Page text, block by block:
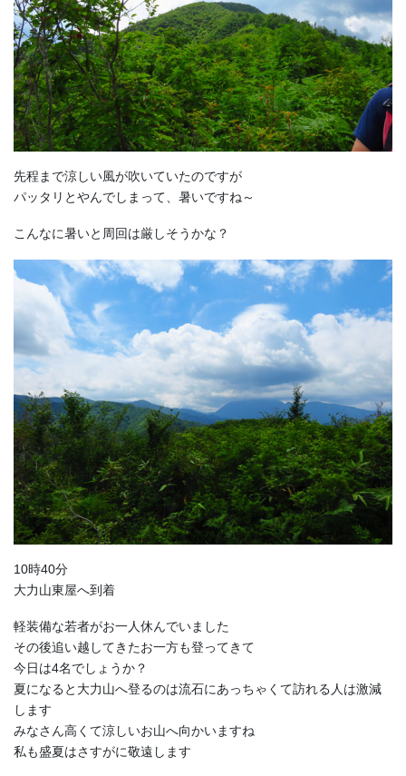
先程まで涼しい風が吹いていたのですが
パッタリとやんでしまって、暑いですね～
こんなに暑いと周回は厳しそうかな？
10時40分
大力山東屋へ到着
軽装備な若者がお一人休んでいました
その後追い越してきたお一方も登ってきて
今日は4名でしょうか？
夏になると大力山へ登るのは流石にあっちゃくて訪れる人は激減
します
みなさん高くて涼しいお山へ向かいますね
私も盛夏はさすがに敬遠します